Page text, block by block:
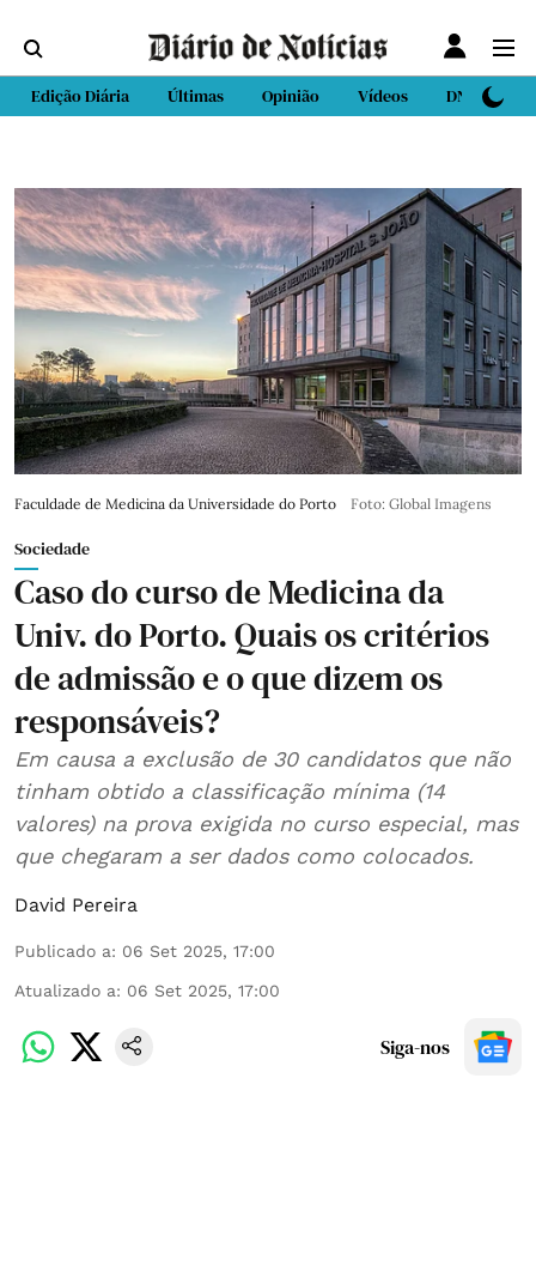
Edição Diária Últimas Opinião Vídeos DN Sport
Faculdade de Medicina da Universidade do Porto Foto: Global Imagens
Sociedade
Caso do curso de Medicina da
Univ. do Porto. Quais os critérios
de admissão e o que dizem os
responsáveis?
Em causa a exclusão de 30 candidatos que não
tinham obtido a classificação mínima (14
valores) na prova exigida no curso especial, mas
que chegaram a ser dados como colocados.
David Pereira
Publicado a: 06 Set 2025, 17:00
Atualizado a: 06 Set 2025, 17:00
Siga-nos